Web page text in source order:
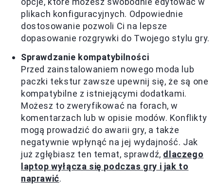
plikach konfiguracyjnych. Odpowiednie
dostosowanie pozwoli Ci na lepsze
dopasowanie rozgrywki do Twojego stylu gry.
Sprawdzanie kompatybilności
Przed zainstalowaniem nowego moda lub
paczki tekstur zawsze upewnij się, że są one
kompatybilne z istniejącymi dodatkami.
Możesz to zweryfikować na forach, w
komentarzach lub w opisie modów. Konflikty
mogą prowadzić do awarii gry, a także
negatywnie wpłynąć na jej wydajność. Jak
już zgłębiasz ten temat, sprawdź, dlaczego
laptop wyłącza się podczas gry i jak to
naprawić.